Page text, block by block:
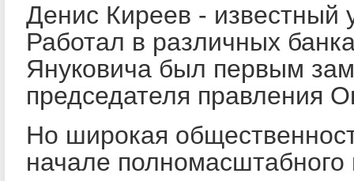
Денис Киреев - известный
Работал в различных
Януковича был первым
председателя правления
Но широкая
начале